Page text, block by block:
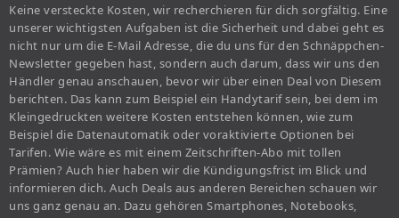
Keine versteckte Kosten, wir recherchieren für dich sorgfältig. Eine
unserer wichtigsten Aufgaben ist die Sicherheit und dabei geht es
nicht nur um die E-Mail Adresse, die du uns für den Schnäppchen-
Newsletter gegeben hast, sondern auch darum, dass wir uns den
Händler genau anschauen, bevor wir über einen Deal von Diesem
berichten. Das kann zum Beispiel ein Handytarif sein, bei dem im
Kleingedruckten weitere Kosten entstehen können, wie zum
Beispiel die Datenautomatik oder voraktivierte Optionen bei
Tarifen. Wie wäre es mit einem Zeitschriften-Abo mit tollen
Prämien? Auch hier haben wir die Kündigungsfrist im Blick und
informieren dich. Auch Deals aus anderen Bereichen schauen wir
uns ganz genau an. Dazu gehören Smartphones, Notebooks,